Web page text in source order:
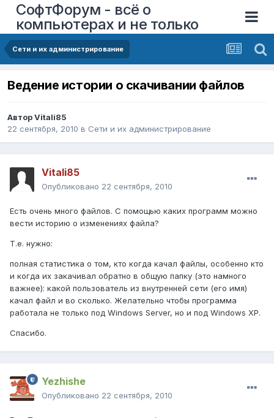
СофтФорум - всё о
компьютерах и не только
Сети и их администрирование
Ведение истории о скачивании файлов
АвторVitali85
22 сентября, 2010 в Сети и их администрирование
Vitali85
Опубликовано 22 сентября, 2010
Есть очень много файлов. С помощью каких программ можно
вести историю о изменениях файла?
Т.е. нужно:
полная статистика о том, кто когда качал файлы, особенно кто
и когда их закачивал обратно в общую папку (это намного
важнее): какой пользователь из внутренней сети (его имя)
качал файл и во сколько. Желательно чтобы программа
работала не только под Windows Server, но и под Windows XP.
Спасибо.
Yezhishe
Опубликовано 22 сентября, 2010